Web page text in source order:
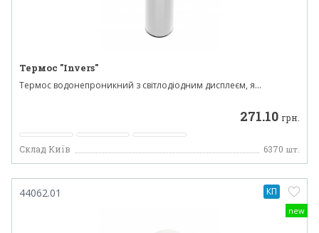
Термос "Invers"
Термос водонепроникний з світлодіодним дисплеєм, я...
271.10 грн.
Склад Київ 6370 шт.
new
44062.01 КП